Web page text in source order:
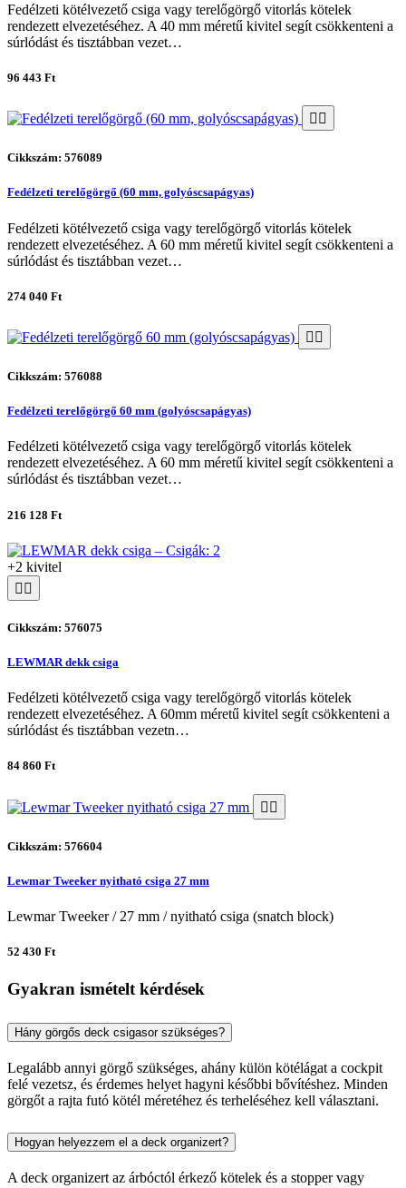
Fedélzeti kötélvezető csiga vagy terelőgörgő vitorlás kötelek
rendezett elvezetéséhez. A 40 mm méretű kivitel segít csökkenteni a
súrlódást és tisztábban vezet…
96 443 Ft
Cikkszám: 576089
Fedélzeti terelőgörgő (60 mm, golyóscsapágyas)
Fedélzeti kötélvezető csiga vagy terelőgörgő vitorlás kötelek
rendezett elvezetéséhez. A 60 mm méretű kivitel segít csökkenteni a
súrlódást és tisztábban vezet…
274 040 Ft
Cikkszám: 576088
Fedélzeti terelőgörgő 60 mm (golyóscsapágyas)
Fedélzeti kötélvezető csiga vagy terelőgörgő vitorlás kötelek
rendezett elvezetéséhez. A 60 mm méretű kivitel segít csökkenteni a
súrlódást és tisztábban vezet…
216 128 Ft
+2 kivitel
Cikkszám: 576075
LEWMAR dekk csiga
Fedélzeti kötélvezető csiga vagy terelőgörgő vitorlás kötelek
rendezett elvezetéséhez. A 60mm méretű kivitel segít csökkenteni a
súrlódást és tisztábban vezetn…
84 860 Ft
Cikkszám: 576604
Lewmar Tweeker nyitható csiga 27 mm
Lewmar Tweeker / 27 mm / nyitható csiga (snatch block)
52 430 Ft
Gyakran ismételt kérdések
Hány görgős deck csigasor szükséges?
Legalább annyi görgő szükséges, ahány külön kötélágat a cockpit
felé vezetsz, és érdemes helyet hagyni későbbi bővítéshez. Minden
görgőt a rajta futó kötél méretéhez és terheléséhez kell választani.
Hogyan helyezzem el a deck organizert?
A deck organizert az árbóctól érkező kötelek és a stopper vagy